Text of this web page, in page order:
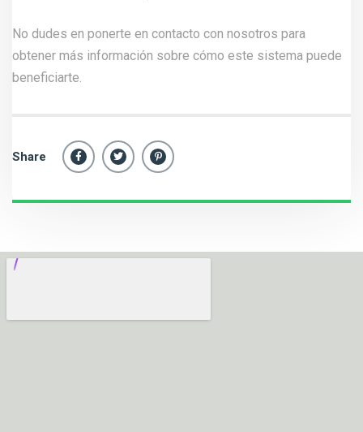
No dudes en ponerte en contacto con nosotros para
obtener más información sobre cómo este sistema puede
beneficiarte.
Share